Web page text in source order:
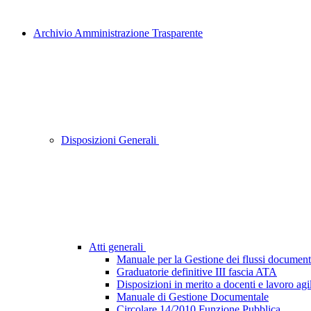
Archivio Amministrazione Trasparente
Disposizioni Generali
Atti generali
Manuale per la Gestione dei flussi
Graduatorie definitive III fascia ATA
Disposizioni in merito a docenti e lavoro
Manuale di Gestione Documentale